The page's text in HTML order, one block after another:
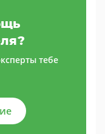
тебе